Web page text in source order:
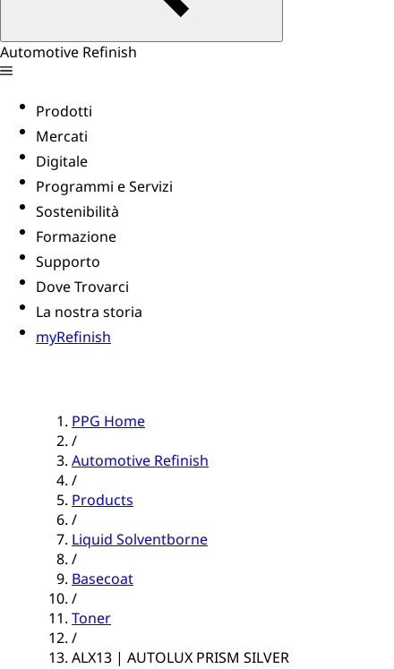
Automotive Refinish
Prodotti
Mercati
Digitale
Programmi e Servizi
Sostenibilità
Formazione
Supporto
Dove Trovarci
La nostra storia
myRefinish
PPG Home
/
Automotive Refinish
/
Products
/
Liquid Solventborne
/
Basecoat
/
Toner
/
ALX13 | AUTOLUX PRISM SILVER